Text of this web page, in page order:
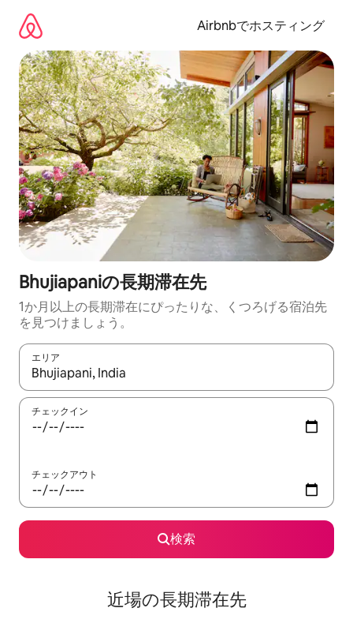
Airbnbでホスティング
Bhujiapaniの長期滞在先
1か月以上の長期滞在にぴったりな、くつろげる宿泊先
を見つけましょう。
エリア
検索結果が表示されたら、上下の矢印キーを使って移動するか
チェックイン
チェックアウト
検索
近場の長期滞在先